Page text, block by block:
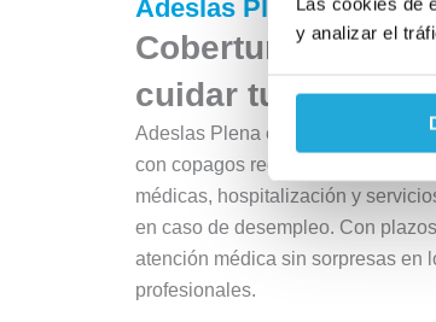
y analizar el
Adeslas Plena
Cobertura
cuidar tu salud
Adeslas Plena es un seguro
con copagos reducidos. Ofrece
médicas, hospitalización y
en caso de desempleo. Con
atención médica sin sorpresas en
profesionales.